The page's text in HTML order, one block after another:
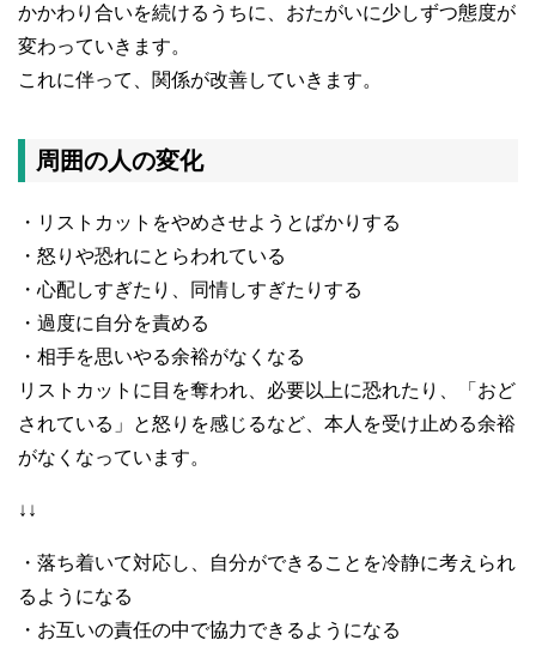
かかわり合いを続けるうちに、おたがいに少しずつ態度が
変わっていきます。
これに伴って、関係が改善していきます。
周囲の人の変化
・リストカットをやめさせようとばかりする
・怒りや恐れにとらわれている
・心配しすぎたり、同情しすぎたりする
・過度に自分を責める
・相手を思いやる余裕がなくなる
リストカットに目を奪われ、必要以上に恐れたり、「おど
されている」と怒りを感じるなど、本人を受け止める余裕
がなくなっています。
↓↓
・落ち着いて対応し、自分ができることを冷静に考えられ
るようになる
・お互いの責任の中で協力できるようになる